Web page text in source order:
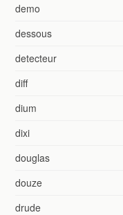
demo
dessous
detecteur
diff
dium
dixi
douglas
douze
drude